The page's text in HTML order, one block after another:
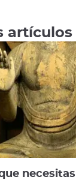
artículos
saber